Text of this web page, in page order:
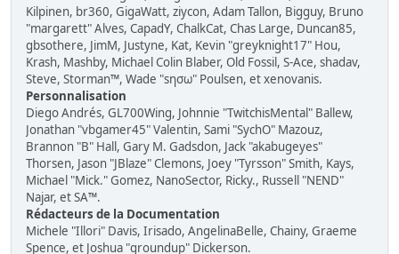
Kilpinen, br360, GigaWatt, ziycon, Adam Tallon, Bigguy, Bruno
"margarett" Alves, CapadY, ChalkCat, Chas Large, Duncan85,
gbsothere, JimM, Justyne, Kat, Kevin "greyknight17" Hou,
Krash, Mashby, Michael Colin Blaber, Old Fossil, S-Ace, shadav,
Steve, Storman™, Wade "sησω" Poulsen, et xenovanis.
Personnalisation
Diego Andrés, GL700Wing, Johnnie "TwitchisMental" Ballew,
Jonathan "vbgamer45" Valentin, Sami "SychO" Mazouz,
Brannon "B" Hall, Gary M. Gadsdon, Jack "akabugeyes"
Thorsen, Jason "JBlaze" Clemons, Joey "Tyrsson" Smith, Kays,
Michael "Mick." Gomez, NanoSector, Ricky., Russell "NEND"
Najar, et SA™.
Rédacteurs de la Documentation
Michele "Illori" Davis, Irisado, AngelinaBelle, Chainy, Graeme
Spence, et Joshua "groundup" Dickerson.